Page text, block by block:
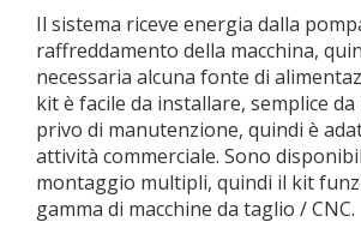
Il sistema riceve energia dalla
raffreddamento della macchina,
necessaria alcuna fonte di
kit è facile da installare, semplice
privo di manutenzione, quindi è
attività commerciale. Sono
montaggio multipli, quindi il kit
gamma di macchine da taglio / CNC.